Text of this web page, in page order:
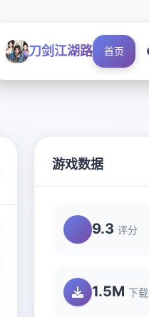
刀剑江湖路 首页
游戏数据
9.3 评分
1.5M 下载